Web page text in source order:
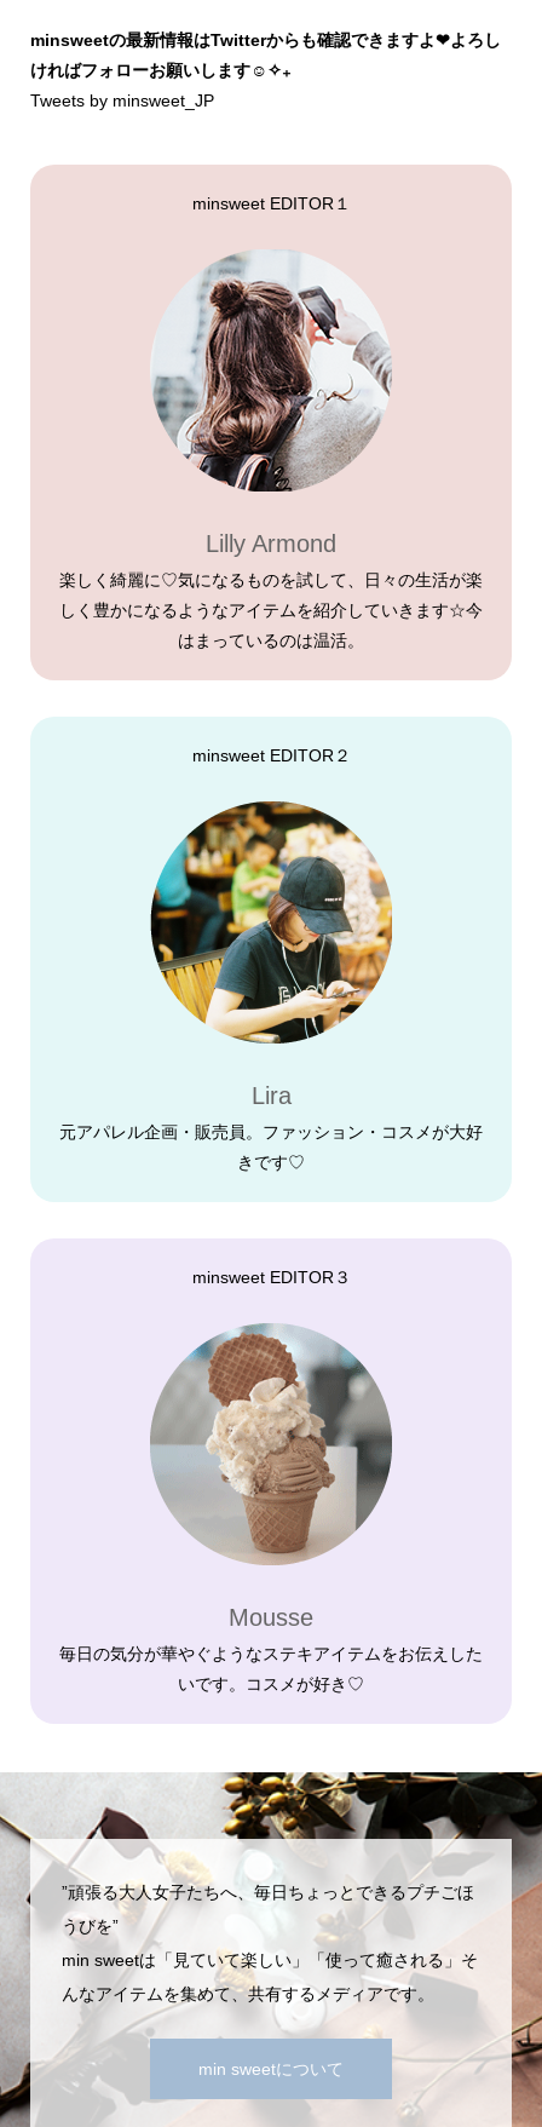
minsweetの最新情報はTwitterからも確認できますよ❤︎よろし
ければフォローお願いします☺︎✧₊
Tweets by minsweet_JP
minsweet EDITOR１
Lilly Armond
楽しく綺麗に♡気になるものを試して、日々の生活が楽
しく豊かになるようなアイテムを紹介していきます☆今
はまっているのは温活。
minsweet EDITOR２
Lira
元アパレル企画・販売員。ファッション・コスメが大好
きです♡
minsweet EDITOR３
Mousse
毎日の気分が華やぐようなステキアイテムをお伝えした
いです。コスメが好き♡
”頑張る大人女子たちへ、毎日ちょっとできるプチごほ
うびを”
min sweetは「見ていて楽しい」「使って癒される」そ
んなアイテムを集めて、共有するメディアです。
min sweetについて